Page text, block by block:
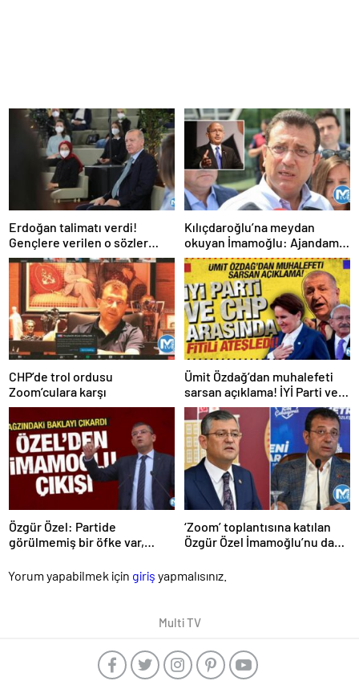
Erdoğan talimatı verdi!
Gençlere verilen o sözler
tutuluyor
Kılıçdaroğlu’na meydan
okuyan İmamoğlu: Ajandamız
olacak ama belli bir günü yok
CHP’de trol ordusu
Zoom’culara karşı
Ümit Özdağ’dan muhalefeti
sarsan açıklama! İYİ Parti ve
CHP arasında fitili ateşledi!
Özgür Özel: Partide
görülmemiş bir öfke var,
‘Zoom’ toplantısına katılan
Özgür Özel İmamoğlu’nu da
Yorum yapabilmek için giriş yapmalısınız.
Multi TV